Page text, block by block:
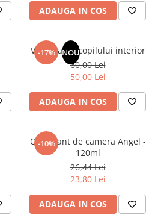
ADAUGA IN COS
-17% NOU
Vindecarea copilului interior
60,00 Lei
50,00 Lei
ADAUGA IN COS
-10%
Odorizant de camera Angel -
120ml
26,44 Lei
23,80 Lei
ADAUGA IN COS